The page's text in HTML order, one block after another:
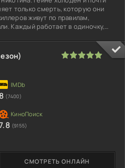
только смерть, которую они
живут по правилам,
Каждый работает в одиночку,
СМОТРЕТЬ ОНЛАЙН
8 (7400)
(9155)
1